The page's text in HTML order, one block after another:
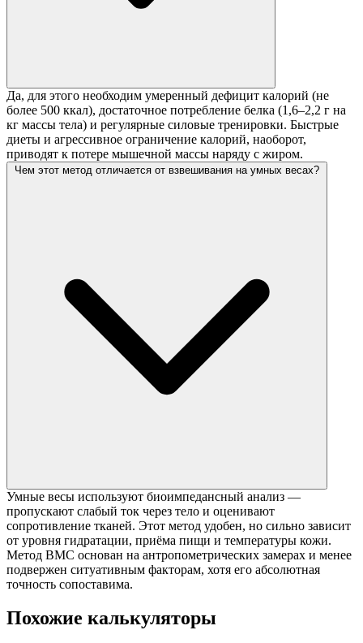
Да, для этого необходим умеренный дефицит калорий (не
более 500 ккал), достаточное потребление белка (1,6–2,2 г на
кг массы тела) и регулярные силовые тренировки. Быстрые
диеты и агрессивное ограничение калорий, наоборот,
приводят к потере мышечной массы наряду с жиром.
Чем этот метод отличается от взвешивания на умных весах?
Умные весы используют биоимпедансный анализ —
пропускают слабый ток через тело и оценивают
сопротивление тканей. Этот метод удобен, но сильно зависит
от уровня гидратации, приёма пищи и температуры кожи.
Метод ВМС основан на антропометрических замерах и менее
подвержен ситуативным факторам, хотя его абсолютная
точность сопоставима.
Похожие калькуляторы